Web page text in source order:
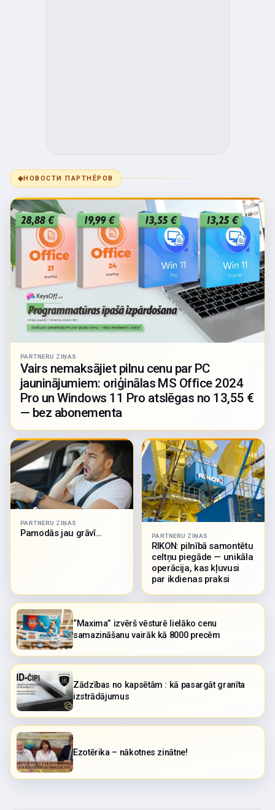
◆НОВОСТИ ПАРТНЁРОВ
PARTNERU ZIŅAS
Vairs nemaksājiet pilnu cenu par PC
jauninājumiem: oriģinālas MS Office 2024
Pro un Windows 11 Pro atslēgas no 13,55 €
— bez abonementa
PARTNERU ZIŅAS
Pamodās jau grāvī… PARTNERU ZIŅAS
RIKON: pilnībā samontētu
celtņu piegāde — unikāla
operācija, kas kļuvusi
par ikdienas praksi
“Maxima” izvērš vēsturē lielāko cenu
samazināšanu vairāk kā 8000 precēm
Zādzības no kapsētām : kā pasargāt granīta
izstrādājumus
Ezotērika – nākotnes zinātne!